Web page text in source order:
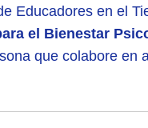
Educadores en el
el Bienestar
que colabore en